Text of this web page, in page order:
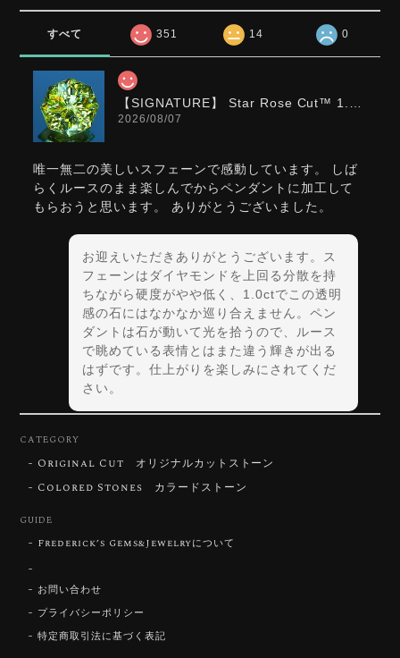
すべて 351 14 0
2026/08/07
唯一無二の美しいスフェーンで感動しています。 しば
らくルースのまま楽しんでからペンダントに加工して
もらおうと思います。 ありがとうございました。
お迎えいただきありがとうございます。ス
フェーンはダイヤモンドを上回る分散を持
ちながら硬度がやや低く、1.0ctでこの透明
感の石にはなかなか巡り合えません。ペン
ダントは石が動いて光を拾うので、ルース
で眺めている表情とはまた違う輝きが出る
はずです。仕上がりを楽しみにされてくだ
さい。
2026/07/30
CATEGORY
Original Cut オリジナルカットストーン
Colored Stones カラードストーン
GUIDE
Frederick’s Gems&Jewelryについて
お問い合わせ
プライバシーポリシー
特定商取引法に基づく表記